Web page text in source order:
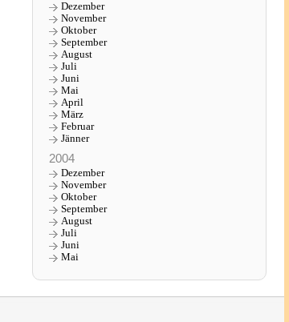
Dezember
November
Oktober
September
August
Juli
Juni
Mai
April
März
Februar
Jänner
2004
Dezember
November
Oktober
September
August
Juli
Juni
Mai